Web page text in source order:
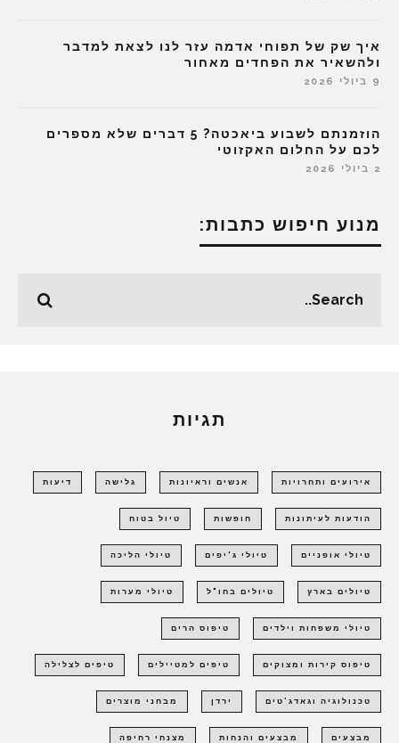
איך שק של תפוחי אדמה עזר לנו לצאת למדבר
ולהשאיר את הפחדים מאחור
9 ביולי 2026
הוזמנתם לשבוע ביאכטה? 5 דברים שלא מספרים
לכם על החלום האקזוטי
2 ביולי 2026
מנוע חיפוש כתבות:
תגיות
אירועים ותחרויות אנשים וראיונות גלישה דיעות
הודעות לעיתונות חופשות טיול בטוח
טיולי אופניים טיולי ג'יפים טיולי הליכה
טיולים בארץ טיולים בחו"ל טיולי מערות
טיולי משפחות וילדים טיפוס הרים
טיפוס קירות ומצוקים טיפים למטיילים טיפים לצלילה
טכנולוגיה וגאדג'טים ירדן מבחני מוצרים
מבצעים מבצעים והנחות מצנחי רחיפה